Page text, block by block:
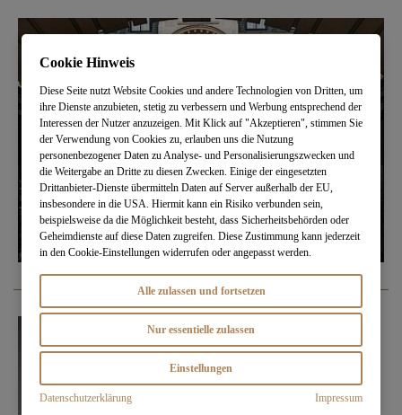
Cookie Hinweis
Diese Seite nutzt Website Cookies und andere Technologien von Dritten, um
ihre Dienste anzubieten, stetig zu verbessern und Werbung entsprechend der
Interessen der Nutzer anzuzeigen. Mit Klick auf "Akzeptieren", stimmen Sie
der Verwendung von Cookies zu, erlauben uns die Nutzung
personenbezogener Daten zu Analyse- und Personalisierungszwecken und
die Weitergabe an Dritte zu diesen Zwecken. Einige der eingesetzten
Drittanbieter-Dienste übermitteln Daten auf Server außerhalb der EU,
insbesondere in die USA. Hiermit kann ein Risiko verbunden sein,
beispielsweise da die Möglichkeit besteht, dass Sicherheitsbehörden oder
Geheimdienste auf diese Daten zugreifen. Diese Zustimmung kann jederzeit
in den Cookie-Einstellungen widerrufen oder angepasst werden.
Alle zulassen und fortsetzen
Nur essentielle zulassen
Einstellungen
Datenschutzerklärung Impressum